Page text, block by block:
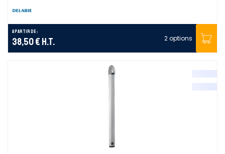
A partir de :
38,50 € H.T. 2 options